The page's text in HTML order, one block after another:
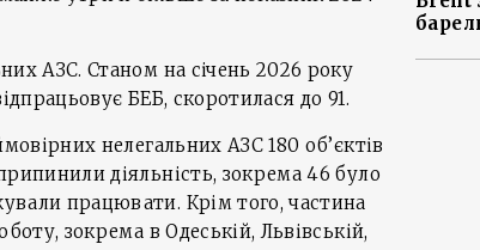
АЗС. Станом на січень 2026 року
БЕБ, скоротилася до 91.
нелегальних АЗС 180 об’єктів
діяльність, зокрема 46 було
працювати. Крім того, частина
зокрема в Одеській, Львівській,